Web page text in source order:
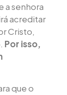
a senhora
acreditar
Cristo,
Por isso,
que o